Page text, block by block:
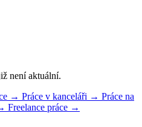
není aktuální.
→ Práce v kanceláři → Práce na
Freelance práce →